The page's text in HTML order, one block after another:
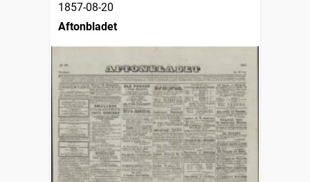
1857-08-20
Aftonbladet